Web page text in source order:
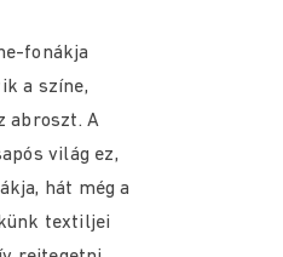
fonákja
a színe,
abroszt. A
világ ez,
hát még a
textiljei